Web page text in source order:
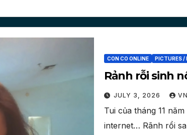
CON CO ONLINE PICTURES /
Rảnh rỗi sinh
JULY 3, 2026 VN
Tui của tháng 11
internet… Rãnh rổi